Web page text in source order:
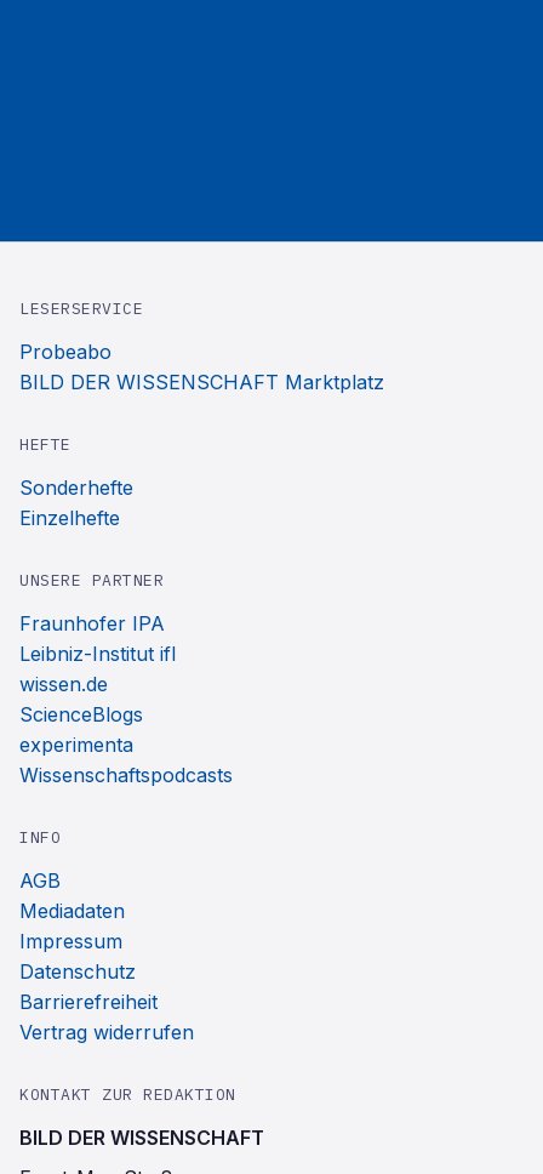
LESERSERVICE
Probeabo
BILD DER WISSENSCHAFT Marktplatz
HEFTE
Sonderhefte
Einzelhefte
UNSERE PARTNER
Fraunhofer IPA
Leibniz-Institut ifl
wissen.de
ScienceBlogs
experimenta
Wissenschaftspodcasts
INFO
AGB
Mediadaten
Impressum
Datenschutz
Barrierefreiheit
Vertrag widerrufen
KONTAKT ZUR REDAKTION
BILD DER WISSENSCHAFT